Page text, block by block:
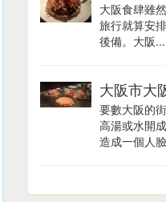
大阪食肆雖
旅行就算安
後備。大阪
大阪市大
要數大阪的
高湯或水開
造成一個人